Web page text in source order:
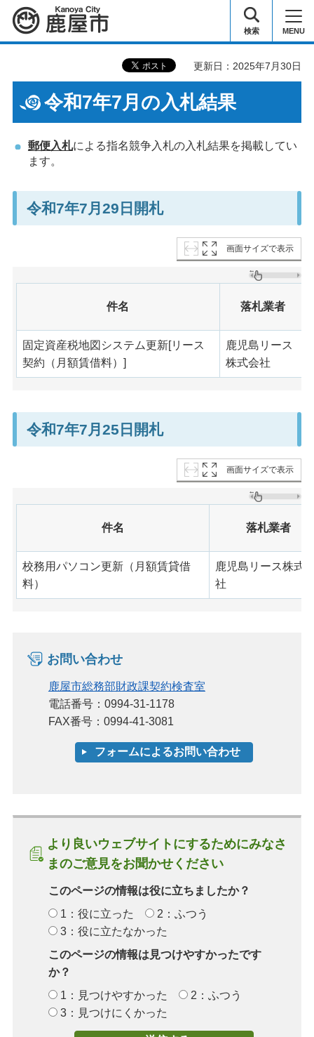
鹿屋市 検索 MENU
更新日：2025年7月30日
令和7年7月の入札結果
郵便入札による指名競争入札の入札結果を掲載してい
ます。
令和7年7月29日開札
画面サイズで表示
件名 落札業者
固定資産税地図システム更新[リース
契約（月額賃借料）]
鹿児島リース
株式会社
令和7年7月25日開札
画面サイズで表示
件名 落札業者
校務用パソコン更新（月額賃貸借
料）
鹿児島リース株式
社
お問い合わせ
鹿屋市総務部財政課契約検査室
電話番号：0994-31-1178
FAX番号：0994-41-3081
より良いウェブサイトにするためにみなさ
まのご意見をお聞かせください
このページの情報は役に立ちましたか？
1：役に立った
2：ふつう
3：役に立たなかった
このページの情報は見つけやすかったです
か？
1：見つけやすかった
2：ふつう
3：見つけにくかった